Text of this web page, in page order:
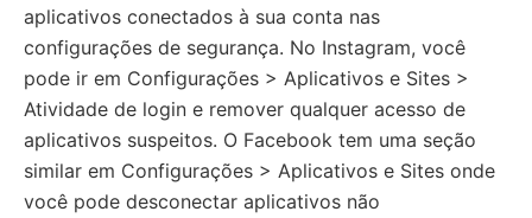
aplicativos conectados à sua conta nas
configurações de segurança. No Instagram, você
pode ir em Configurações > Aplicativos e Sites >
Atividade de login e remover qualquer acesso de
aplicativos suspeitos. O Facebook tem uma seção
similar em Configurações > Aplicativos e Sites onde
você pode desconectar aplicativos não